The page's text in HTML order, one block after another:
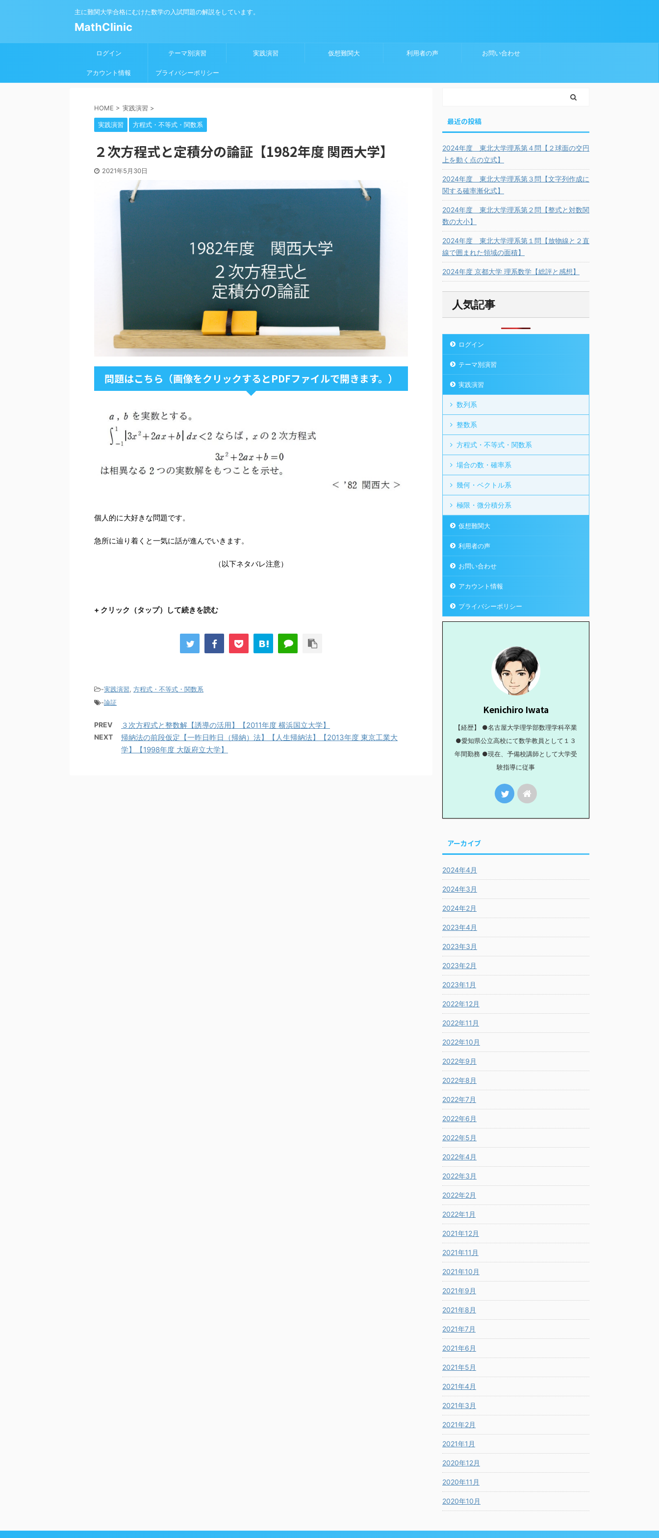
主に難関大学合格にむけた数学の入試問題の解説をしています。
MathClinic
ログイン テーマ別演習 実践演習 仮想難関大 利用者の声 お問い合わせ
アカウント情報 プライバシーポリシー
HOME > 実践演習 >
実践演習 方程式・不等式・関数系
２次方程式と定積分の論証【1982年度 関西大学】
2021年5月30日
問題はこちら（画像をクリックするとPDFファイルで開きます。）
個人的に大好きな問題です。
急所に辿り着くと一気に話が進んでいきます。
（以下ネタバレ注意）
+ クリック（タップ）して続きを読む
-実践演習, 方程式・不等式・関数系
-論証
PREV ３次方程式と整数解【誘導の活用】【2011年度 横浜国立大学】
NEXT
帰納法の前段仮定【一昨日昨日（帰納）法】【人生帰納法】【2013年度 東京工業大
学】【1998年度 大阪府立大学】
最近の投稿
2024年度 東北大学理系第４問【２球面の交円
上を動く点の立式】
2024年度 東北大学理系第３問【文字列作成に
関する確率漸化式】
2024年度 東北大学理系第２問【整式と対数関
数の大小】
2024年度 東北大学理系第１問【放物線と２直
線で囲まれた領域の面積】
2024年度 京都大学 理系数学【総評と感想】
人気記事
ログイン
テーマ別演習
実践演習
数列系
整数系
方程式・不等式・関数系
場合の数・確率系
幾何・ベクトル系
極限・微分積分系
仮想難関大
利用者の声
お問い合わせ
アカウント情報
プライバシーポリシー
Kenichiro Iwata
【経歴】 ●名古屋大学理学部数理学科卒業
●愛知県公立高校にて数学教員として１３
年間勤務 ●現在、予備校講師として大学受
験指導に従事
アーカイブ
2024年4月
2024年3月
2024年2月
2023年4月
2023年3月
2023年2月
2023年1月
2022年12月
2022年11月
2022年10月
2022年9月
2022年8月
2022年7月
2022年6月
2022年5月
2022年4月
2022年3月
2022年2月
2022年1月
2021年12月
2021年11月
2021年10月
2021年9月
2021年8月
2021年7月
2021年6月
2021年5月
2021年4月
2021年3月
2021年2月
2021年1月
2020年12月
2020年11月
2020年10月